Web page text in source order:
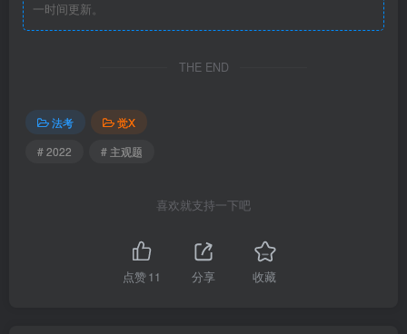
一时间更新。
THE END
法考
觉X
# 2022
# 主观题
喜欢就支持一下吧
点赞11 分享 收藏